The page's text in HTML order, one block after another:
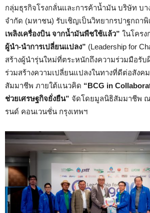
กลุ่มธุรกิจโรงกลั่นและการค้าน้ำมัน บริษัท บา
จำกัด (มหาชน) รับเชิญเป็นวิทยากรปาฐกถาพิ
เพลิงเครื่องบิน จากน้ำมันพืชใช้แล้ว” ในโครง
ผู้นำ-นำการเปลี่ยนแปลง” (Leadership for
สร้างผู้นำรุ่นใหม่ที่ตระหนักถึงความร่วมมือรั
ร่วมสร้างความเปลี่ยนแปลงในทางที่ดีต่อสังค
สัมมาชีพ ภายใต้แนวคิด “BCG in
ช่วยเศรษฐกิจยั่งยืน” จัดโดยมูลนิธิสัมมาชีพ ณ
รนด์ คอนเวนชั่น กรุงเทพฯ